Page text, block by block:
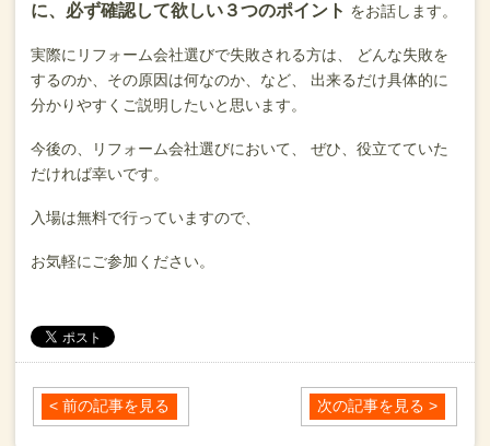
に、必ず確認して欲しい３つのポイント をお話します。
実際にリフォーム会社選びで失敗される方は、
どんな失敗を
するのか、その原因は何なのか、など、
出来るだけ具体的に
分かりやすくご説明したいと思います。
今後の、リフォーム会社選びにおいて、
ぜひ、役立てていた
だければ幸いです。
入場は無料で行っていますので、
お気軽にご参加ください。
< 前の記事を見る 次の記事を見る >